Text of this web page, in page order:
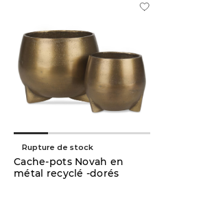
Rupture de stock
Cache-pots Novah en
métal recyclé -dorés